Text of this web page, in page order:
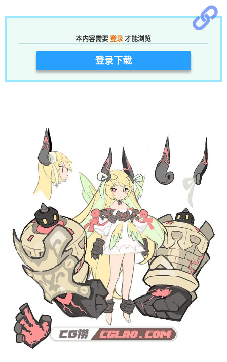
本内容需要 登录 才能浏览
登录下载